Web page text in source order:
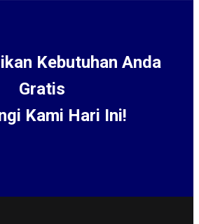
Kebutuhan Anda
Gratis
Kami Hari Ini!